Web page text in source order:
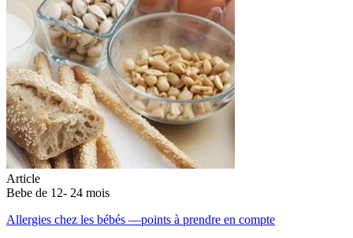
Article
Bebe de 12- 24 mois
Allergies chez les bébés —points à prendre en compte